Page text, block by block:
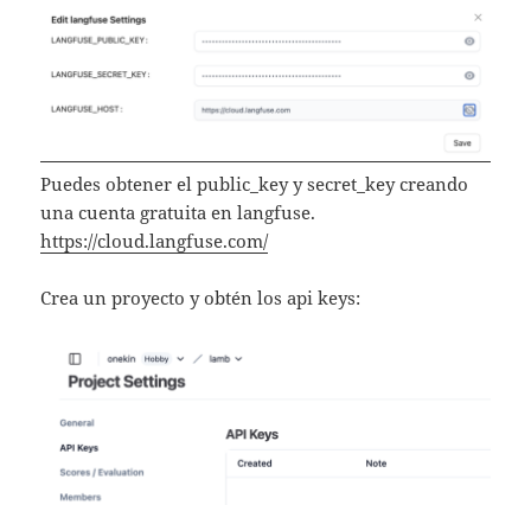
Puedes obtener el public_key y secret_key creando
una cuenta gratuita en langfuse.
https://cloud.langfuse.com/
Crea un proyecto y obtén los api keys: